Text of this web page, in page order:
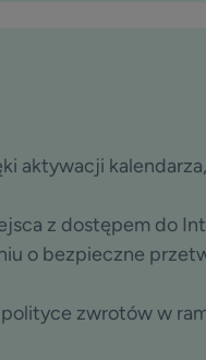
aktywacji
z dostępem do
o bezpieczne
zwrotów w